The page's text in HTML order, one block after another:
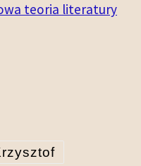
teoria literatury